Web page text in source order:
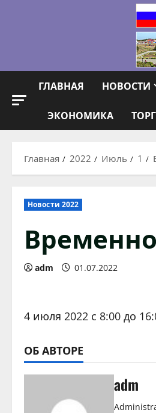
ГЛАВНАЯ НОВОСТИ
ЭКОНОМИКА
Главная 2022 Июль 1
Новости 2022
adm 01.07.2022
4 июля 2022 с 8:00 до
ОБ АВТОРЕ
adm